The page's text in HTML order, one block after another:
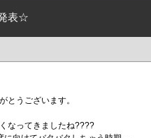
表☆
とうございます。
なってきましたね????